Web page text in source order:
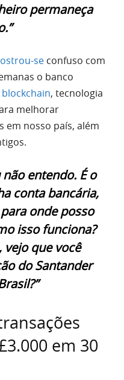
permaneça
se confuso com
o banco
, tecnologia
melhorar
em nosso país, além
não entendo. É o
conta bancária,
onde posso
isso funciona?
que você
do Santander
em 30